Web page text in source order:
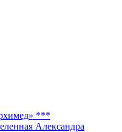
***
Александра